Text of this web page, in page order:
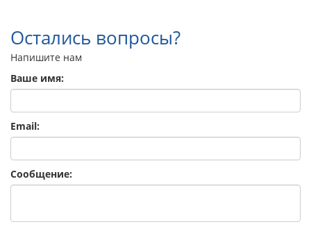
Остались вопросы?
Напишите нам
Ваше имя:
Email:
Сообщение: